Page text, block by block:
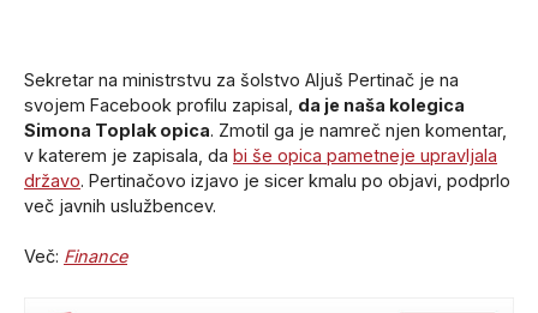
Sekretar na ministrstvu za šolstvo Aljuš Pertinač je na
svojem Facebook profilu zapisal, da je naša kolegica
Simona Toplak opica. Zmotil ga je namreč njen komentar,
v katerem je zapisala, da bi še opica pametneje upravljala
državo. Pertinačovo izjavo je sicer kmalu po objavi, podprlo
več javnih uslužbencev.
Več: Finance